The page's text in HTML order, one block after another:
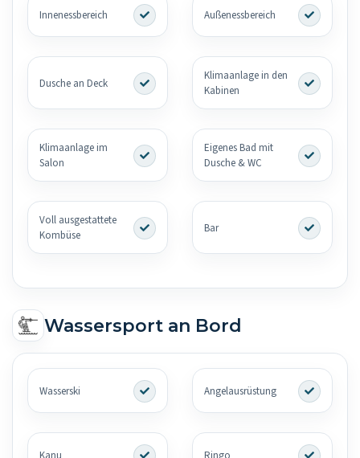
Innenessbereich Außenessbereich
Dusche an Deck
Klimaanlage in den
Kabinen
Klimaanlage im
Salon
Eigenes Bad mit
Dusche & WC
Voll ausgestattete
Kombüse
Bar
Wassersport an Bord
Wasserski Angelausrüstung